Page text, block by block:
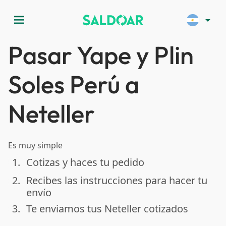
menu arrow_drop_down
Pasar Yape y Plin
Soles Perú a
Neteller
Es muy simple
done
1. Cotizas y haces tu pedido
done
2. Recibes las instrucciones para hacer tu
envío
done
3. Te enviamos tus Neteller cotizados